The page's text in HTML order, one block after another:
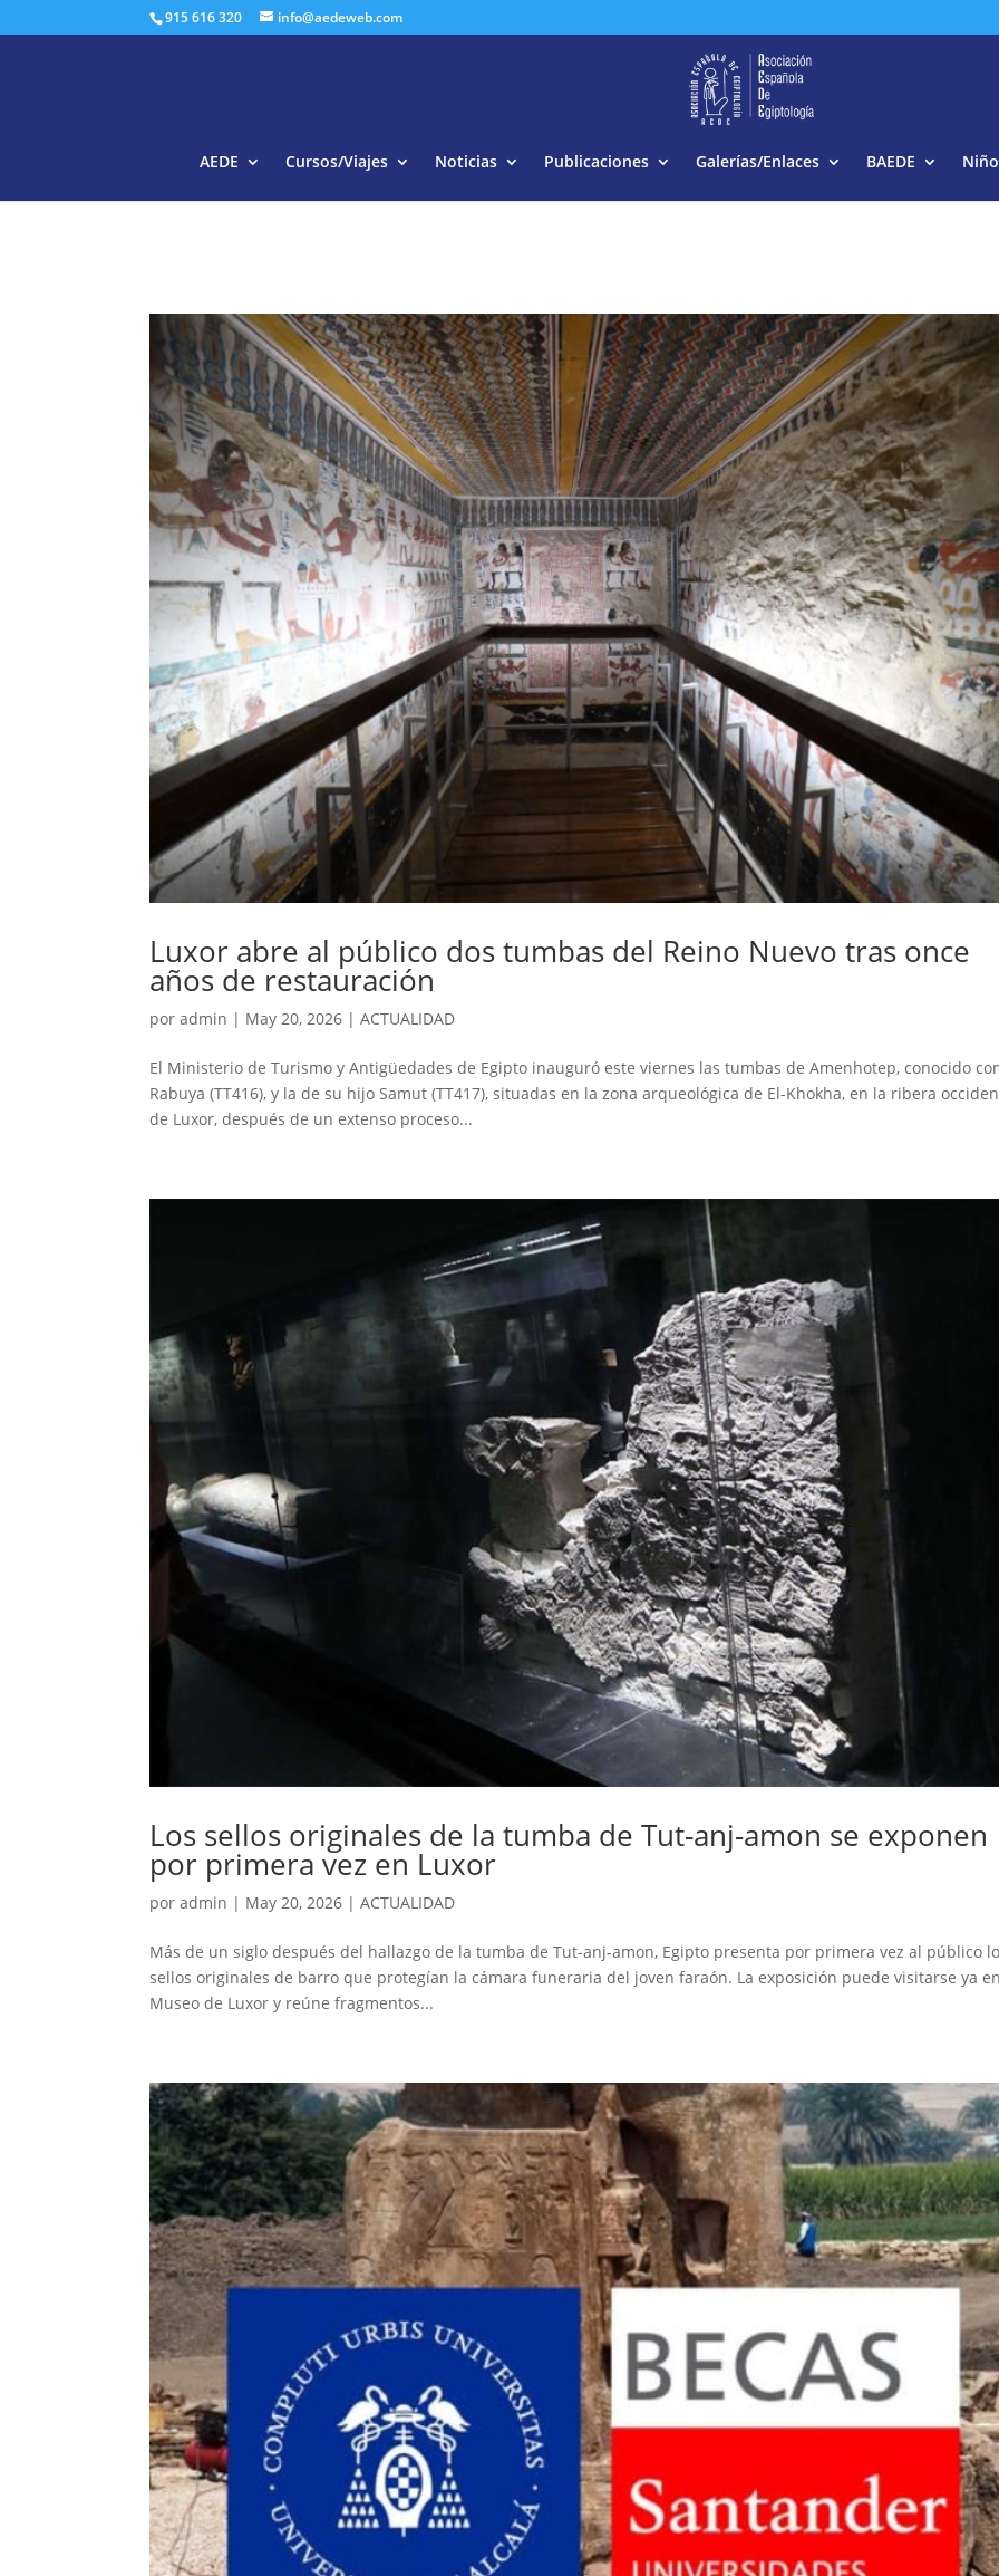
915 616 320 info@aedeweb.com
AEDE Cursos/Viajes Noticias Publicaciones Galerías/Enlaces BAEDE
Luxor abre al público dos tumbas del Reino Nuevo tras once
años de restauración
poradmin | May 20, 2026 |ACTUALIDAD
El Ministerio de Turismo y Antigüedades de Egipto inauguró este viernes las tumbas de Amenhotep, conocido
Rabuya (TT416), y la de su hijo Samut (TT417), situadas en la zona arqueológica de El-Khokha, en la ribera
de Luxor, después de un extenso proceso...
Los sellos originales de la tumba de Tut-anj-amon se exponen
por primera vez en Luxor
poradmin | May 20, 2026 |ACTUALIDAD
Más de un siglo después del hallazgo de la tumba de Tut-anj-amon, Egipto presenta por primera vez al público
sellos originales de barro que protegían la cámara funeraria del joven faraón. La exposición puede visitarse ya
Museo de Luxor y reúne fragmentos...